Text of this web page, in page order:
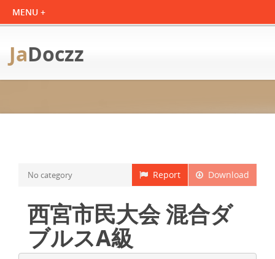
JaDoczz
Download
Report
No category
西宮市民大会 混合ダ
ブルスA級